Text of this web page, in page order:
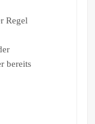
Regel
bereits